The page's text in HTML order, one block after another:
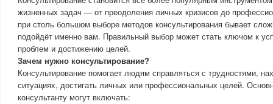
жизненных задач — от преодоления личных кризисов до
при столь большом выборе методов консультирования бывает
подойдёт именно вам. Правильный выбор может стать ключом к
проблем и достижению целей.
Зачем нужно консультирование?
Консультирование помогает людям справляться с трудностями,
ситуациях, достигать личных или профессиональных целей.
консультанту могут включать: